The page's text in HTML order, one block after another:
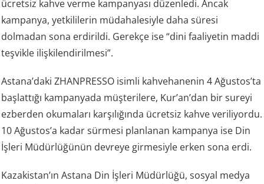
ücretsiz kahve verme kampanyası düzenledi. Ancak
kampanya, yetkililerin müdahalesiyle daha süresi
dolmadan sona erdirildi. Gerekçe ise “dini faaliyetin maddi
teşvikle ilişkilendirilmesi”.
Astana’daki ZHANPRESSO isimli kahvehanenin 4 Ağustos’ta
başlattığı kampanyada müşterilere, Kur’an’dan bir sureyi
ezberden okumaları karşılığında ücretsiz kahve veriliyordu.
10 Ağustos’a kadar sürmesi planlanan kampanya ise Din
İşleri Müdürlüğünün devreye girmesiyle erken sona erdi.
Kazakistan’ın Astana Din İşleri Müdürlüğü, sosyal medya